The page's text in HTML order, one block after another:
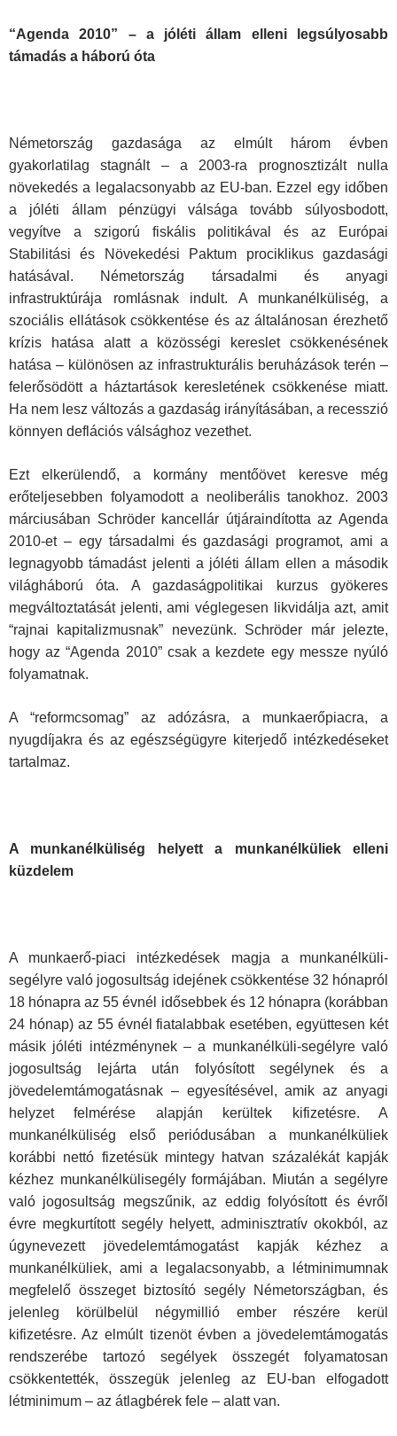
“Agenda 2010” – a jóléti állam elleni legsúlyosabb
támadás a háború óta
Németország gazdasága az elmúlt három évben
gyakorlatilag stagnált – a 2003-ra prognosztizált nulla
növekedés a legalacsonyabb az EU-ban. Ezzel egy időben
a jóléti állam pénzügyi válsága tovább súlyosbodott,
vegyítve a szigorú fiskális politikával és az Európai
Stabilitási és Növekedési Paktum prociklikus gazdasági
hatásával. Németország társadalmi és anyagi
infrastruktúrája romlásnak indult. A munkanélküliség, a
szociális ellátások csökkentése és az általánosan érezhető
krízis hatása alatt a közösségi kereslet csökkenésének
hatása – különösen az infrastrukturális beruházások terén –
felerősödött a háztartások keresletének csökkenése miatt.
Ha nem lesz változás a gazdaság irányításában, a recesszió
könnyen deflációs válsághoz vezethet.
Ezt elkerülendő, a kormány mentőövet keresve még
erőteljesebben folyamodott a neoliberális tanokhoz. 2003
márciusában Schröder kancellár útjáraindította az Agenda
2010-et – egy társadalmi és gazdasági programot, ami a
legnagyobb támadást jelenti a jóléti állam ellen a második
világháború óta. A gazdaságpolitikai kurzus gyökeres
megváltoztatását jelenti, ami véglegesen likvidálja azt, amit
“rajnai kapitalizmusnak” nevezünk. Schröder már jelezte,
hogy az “Agenda 2010” csak a kezdete egy messze nyúló
folyamatnak.
A “reformcsomag” az adózásra, a munkaerőpiacra, a
nyugdíjakra és az egészségügyre kiterjedő intézkedéseket
tartalmaz.
A munkanélküliség helyett a munkanélküliek elleni
küzdelem
A munkaerő-piaci intézkedések magja a munkanélküli-
segélyre való jogosultság idejének csökkentése 32 hónapról
18 hónapra az 55 évnél idősebbek és 12 hónapra (korábban
24 hónap) az 55 évnél fiatalabbak esetében, együttesen két
másik jóléti intézménynek – a munkanélküli-segélyre való
jogosultság lejárta után folyósított segélynek és a
jövedelemtámogatásnak – egyesítésével, amik az anyagi
helyzet felmérése alapján kerültek kifizetésre. A
munkanélküliség első periódusában a munkanélküliek
korábbi nettó fizetésük mintegy hatvan százalékát kapják
kézhez munkanélkülisegély formájában. Miután a segélyre
való jogosultság megszűnik, az eddig folyósított és évről
évre megkurtított segély helyett, adminisztratív okokból, az
úgynevezett jövedelemtámogatást kapják kézhez a
munkanélküliek, ami a legalacsonyabb, a létminimumnak
megfelelő összeget biztosító segély Németországban, és
jelenleg körülbelül négymillió ember részére kerül
kifizetésre. Az elmúlt tizenöt évben a jövedelemtámogatás
rendszerébe tartozó segélyek összegét folyamatosan
csökkentették, összegük jelenleg az EU-ban elfogadott
létminimum – az átlagbérek fele – alatt van.